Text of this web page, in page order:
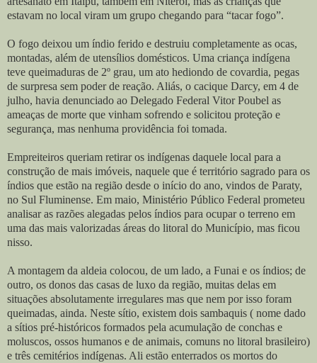
estavam no local viram um grupo chegando para “tacar fogo”.
O fogo deixou um índio ferido e destruiu completamente as ocas,
montadas, além de utensílios domésticos. Uma criança indígena
teve queimaduras de 2º grau, um ato hediondo de covardia, pegas
de surpresa sem poder de reação. Aliás, o cacique Darcy, em 4 de
julho, havia denunciado ao Delegado Federal Vitor Poubel as
ameaças de morte que vinham sofrendo e solicitou proteção e
segurança, mas nenhuma providência foi tomada.
Empreiteiros queriam retirar os indígenas daquele local para a
construção de mais imóveis, naquele que é território sagrado para os
índios que estão na região desde o início do ano, vindos de Paraty,
no Sul Fluminense. Em maio, Ministério Público Federal prometeu
analisar as razões alegadas pelos índios para ocupar o terreno em
uma das mais valorizadas áreas do litoral do Município, mas ficou
nisso.
A montagem da aldeia colocou, de um lado, a Funai e os índios; de
outro, os donos das casas de luxo da região, muitas delas em
situações absolutamente irregulares mas que nem por isso foram
queimadas, ainda. Neste sítio, existem dois sambaquis ( nome dado
a sítios pré-históricos formados pela acumulação de conchas e
moluscos, ossos humanos e de animais, comuns no litoral brasileiro)
e três cemitérios indígenas. Ali estão enterrados os mortos do